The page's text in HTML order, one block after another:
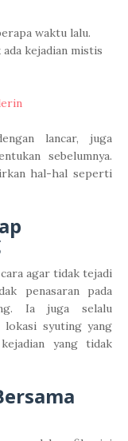
waktu lalu.
kejadian mistis
lancar, juga
sebelumnya.
hal-hal seperti
agar tidak tejadi
penasaran pada
Ia juga selalu
lokasi syuting yang
yang tidak